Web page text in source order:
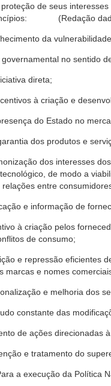
de seus
(Redação dada
da
no sentido
direta;
à criação e
do Estado no
dos produtos e
dos interesses
de modo a
entre
e informação de
à criação pelos
de consumo;
e repressão eficientes
marcas e nomes
e melhoria dos
constante das
de ações direcionadas
e tratamento do
a execução da Política